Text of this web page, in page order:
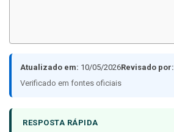
Atualizado em: 10/05/2026Revisado por:
Verificado em fontes oficiais
RESPOSTA RÁPIDA